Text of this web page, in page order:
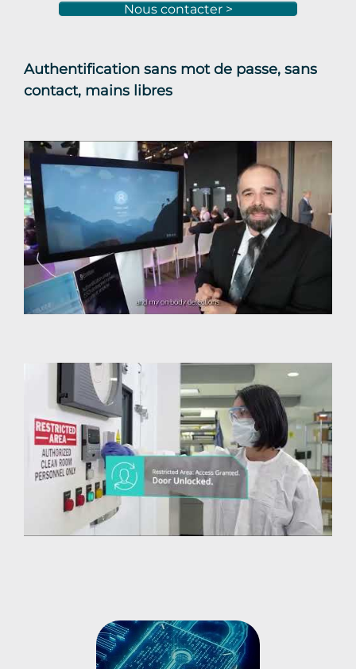
Nous contacter >
Authentification sans mot de passe, sans
contact, mains libres